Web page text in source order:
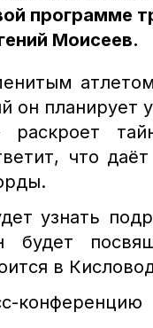
программе
Моисеев.
он планирует
раскроет
что
узнать
будет
в